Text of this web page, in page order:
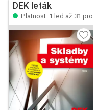
DEK leták
Platnost: 1 led až 31 pro